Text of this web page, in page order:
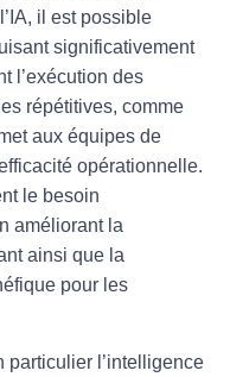
IA, il est possible
significativement
l’exécution des
répétitives, comme
aux équipes de
opérationnelle.
le besoin
améliorant la
ainsi que la
pour les
particulier l’intelligence